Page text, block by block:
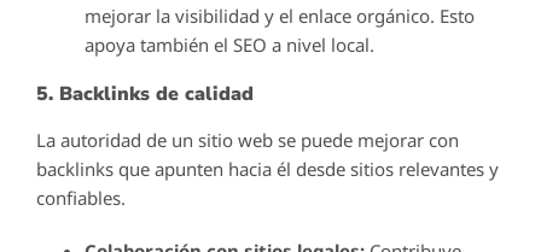
mejorar la visibilidad y el enlace orgánico. Esto
apoya también el SEO a nivel local.
5. Backlinks de calidad
La autoridad de un sitio web se puede mejorar con
backlinks que apunten hacia él desde sitios relevantes y
confiables.